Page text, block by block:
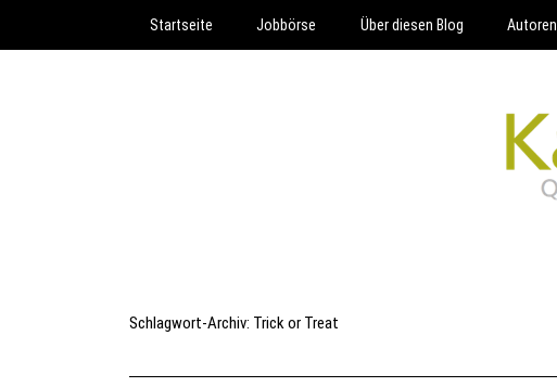
Startseite Jobbörse Über diesen Blog Autoren
Schlagwort-Archiv: Trick or Treat